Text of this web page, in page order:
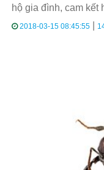
hộ gia đình, cam kết
2018-03-15 08:45:55